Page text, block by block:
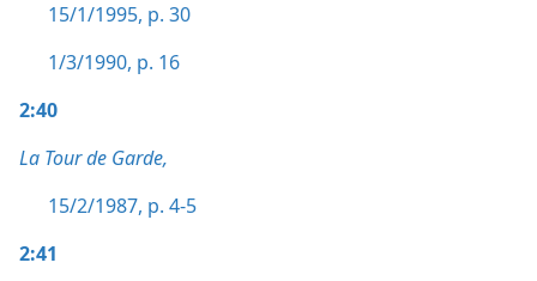
15/1/1995, p. 30
1/3/1990, p. 16
2:40
La Tour de Garde,
15/2/1987, p. 4-5
2:41